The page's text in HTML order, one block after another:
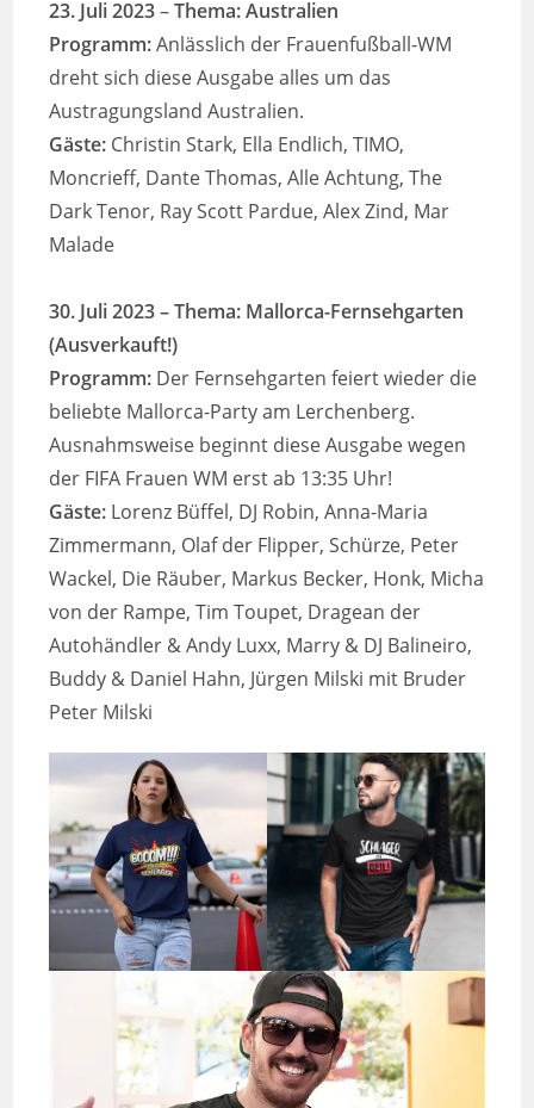
23. Juli 2023–Thema: Australien
Programm:Anlässlich der Frauenfußball-WM
dreht sich diese Ausgabe alles um das
Austragungsland Australien.
Gäste: Christin Stark, Ella Endlich, TIMO,
Moncrieff, Dante Thomas, Alle Achtung, The
Dark Tenor, Ray Scott Pardue, Alex Zind, Mar
Malade
30. Juli 2023–Thema: Mallorca-Fernsehgarten
(Ausverkauft!)
Programm: Der Fernsehgarten feiert wieder die
beliebte Mallorca-Party am Lerchenberg.
Ausnahmsweise beginnt diese Ausgabe wegen
der FIFA Frauen WM erst ab 13:35 Uhr!
Gäste: Lorenz Büffel, DJ Robin, Anna-Maria
Zimmermann, Olaf der Flipper, Schürze, Peter
Wackel, Die Räuber, Markus Becker, Honk, Micha
von der Rampe, Tim Toupet, Dragean der
Autohändler & Andy Luxx, Marry & DJ Balineiro,
Buddy & Daniel Hahn, Jürgen Milski mit Bruder
Peter Milski